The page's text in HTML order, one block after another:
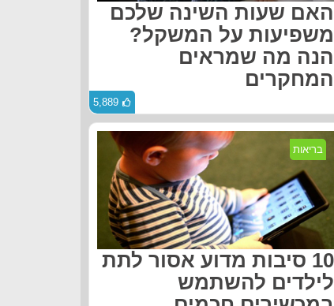
האם שעות השינה שלכם
משפיעות על המשקל?
הנה מה שמראים
המחקרים
5,889
בריאות
10 סיבות מדוע אסור לתת
לילדים להשתמש